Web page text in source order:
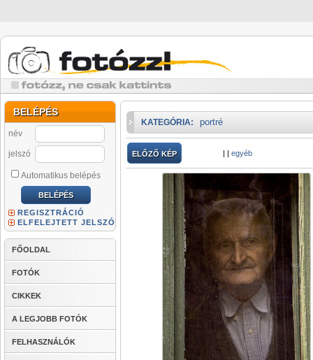
BELÉPÉS
név
jelszó
Automatikus belépés
REGISZTRÁCIÓ
ELFELEJTETT JELSZÓ
FŐOLDAL
FOTÓK
CIKKEK
A LEGJOBB FOTÓK
FELHASZNÁLÓK
KATEGÓRIA: portré
ELŐZŐ KÉP | | egyéb